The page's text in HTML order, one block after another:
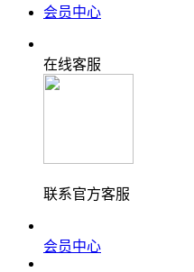
会员中心
在线客服
联系官方客服
会员中心